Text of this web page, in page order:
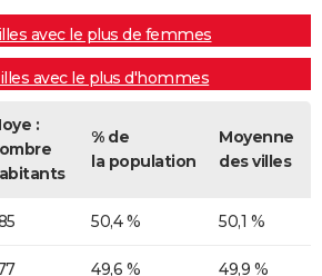
avec le plus de femmes
avec le plus d'hommes
:
% de
la population
Moyenne
des villes
50,4 % 50,1 %
49,6 % 49,9 %